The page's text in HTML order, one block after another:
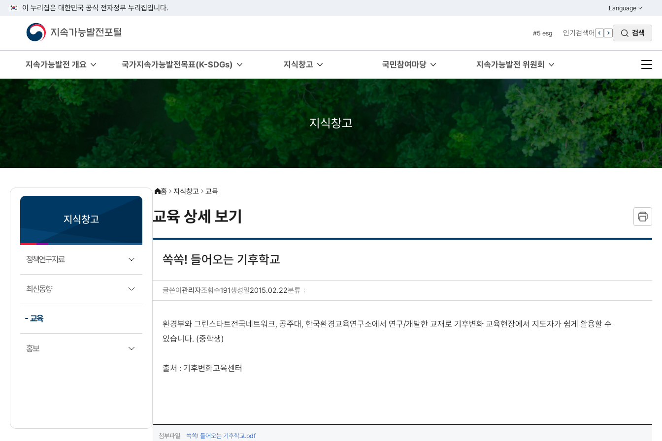
이 누리집은 대한민국 공식 전자정부 누리집입니다. Language
열기
ENGLISH
#5 esg
#7 un
#1 경제
#2 환경
인기검색어 검색
지속가능발전 개요 국가지속가능발전목표(K-SDGs) 지식창고 국민참여마당 지속가능발전 위원회
지식창고
지식창고
정책연구자료
최신동향
교육
홍보
홈 지식창고 교육
교육 상세 보기
쏙쏙! 들어오는 기후학교
글쓴이관리자조회수191생성일2015.02.22분류
환경부와 그린스타트전국네트워크, 공주대, 한국환경교육연구소에서 연구/개발한 교재로 기후변화 교육현장에서 지도자가 쉽게 활용할 수
있습니다. (중학생)
출처 : 기후변화교육센터
첨부파일 쏙쏙! 들어오는 기후학교.pdf(다운로드)